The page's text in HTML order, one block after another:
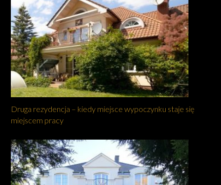
Druga rezydencja – kiedy miejsce wypoczynku staje się
miejscem pracy